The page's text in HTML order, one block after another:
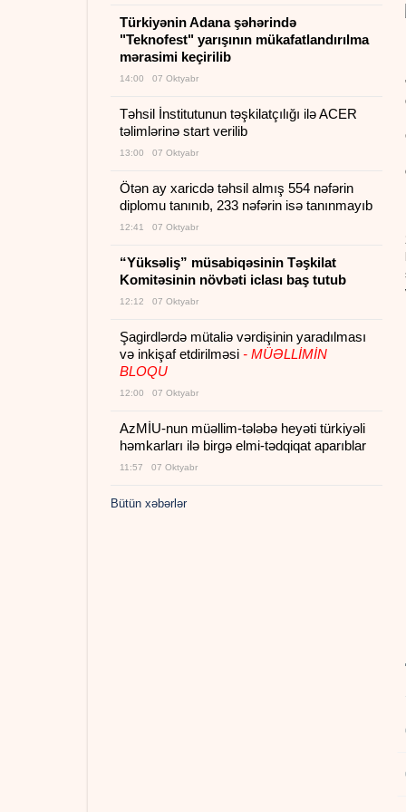
Türkiyənin Adana şəhərində
"Teknofest" yarışının mükafatlandırılma
mərasimi keçirilib
14:00 07 Oktyabr
Təhsil İnstitutunun təşkilatçılığı ilə ACER
təlimlərinə start verilib
13:00 07 Oktyabr
Ötən ay xaricdə təhsil almış 554 nəfərin
diplomu tanınıb, 233 nəfərin isə tanınmayıb
12:41 07 Oktyabr
“Yüksəliş” müsabiqəsinin Təşkilat
Komitəsinin növbəti iclası baş tutub
12:12 07 Oktyabr
Şagirdlərdə mütaliə vərdişinin yaradılması
və inkişaf etdirilməsi - MÜƏLLİMİN
BLOQU
12:00 07 Oktyabr
AzMİU-nun müəllim-tələbə heyəti türkiyəli
həmkarları ilə birgə elmi-tədqiqat aparıblar
11:57 07 Oktyabr
Bütün xəbərlər